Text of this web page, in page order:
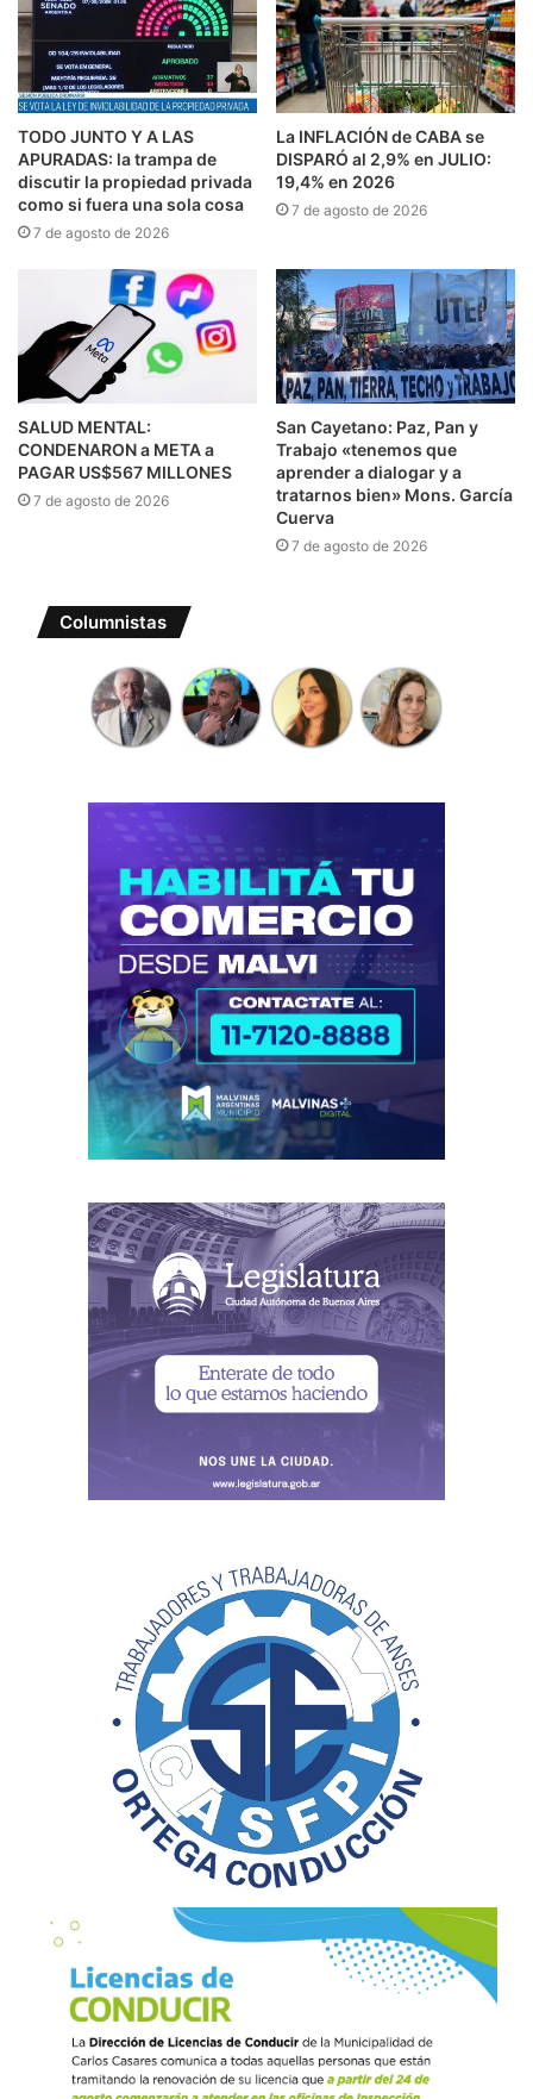
TODO JUNTO Y A LAS
APURADAS: la trampa de
discutir la propiedad privada
como si fuera una sola cosa
7 de agosto de 2026
La INFLACIÓN de CABA se
DISPARÓ al 2,9% en JULIO:
19,4% en 2026
7 de agosto de 2026
SALUD MENTAL:
CONDENARON a META a
PAGAR US$567 MILLONES
7 de agosto de 2026
San Cayetano: Paz, Pan y
Trabajo «tenemos que
aprender a dialogar y a
tratarnos bien» Mons. García
Cuerva
7 de agosto de 2026
Columnistas